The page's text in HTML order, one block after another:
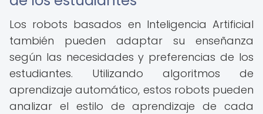
Los robots basados en Inteligencia Artificial
también pueden adaptar su enseñanza
según las necesidades y preferencias de los
estudiantes. Utilizando algoritmos de
aprendizaje automático, estos robots pueden
analizar el estilo de aprendizaje de cada